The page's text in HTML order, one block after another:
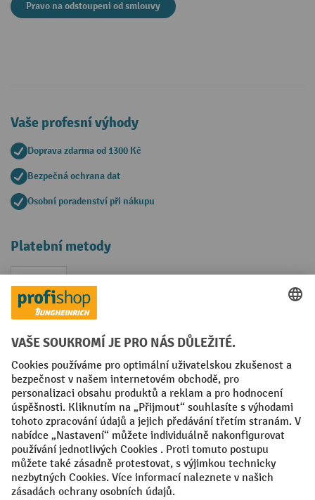
Pravo na odstoupeni od smlouvy
Vaše profesní výhody
Doprava zdarma od 1300 Kč
Bezpečná ochrana dat
Osobní poradenství při nákupu
Platební metody
Faktura
Sociální sítě
Facebook
YouTubeLinkedIn
VODP Otisk
Prohlášení o ochraně osobních údajů
Nastavení ochrany osobních údajů